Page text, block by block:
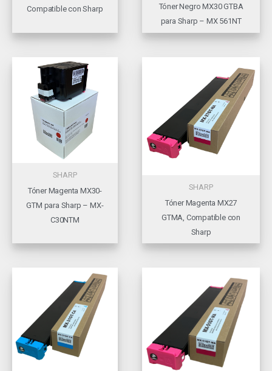
Compatible con Sharp
Tóner Negro MX30 GTBA
para Sharp – MX 561NT
SHARP
Tóner Magenta MX30-
GTM para Sharp – MX-
C30NTM
SHARP
Tóner Magenta MX27
GTMA, Compatible con
Sharp